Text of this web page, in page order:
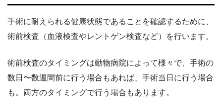
手術に耐えられる健康状態であることを確認するために、
術前検査（血液検査やレントゲン検査など）を行います。
術前検査のタイミングは動物病院によって様々で、手術の
数日〜数週間前に行う場合もあれば、手術当日に行う場合
も。両方のタイミングで行う場合もあります。